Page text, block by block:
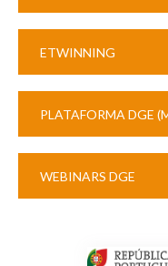
ETWINNING
PLATAFORMA DGE
WEBINARS DGE